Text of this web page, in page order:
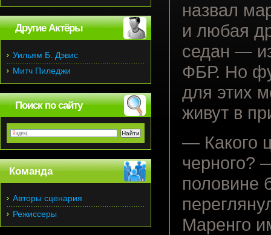
назвал
и любая
седан —
ФБР. Но
для этих
живут в
— Какого
черного?
половине
Маренго
Другие Актёры
Уильям Б. Дэвис
Митч Пиледжи
Поиск по сайту
Команда
Авторы сценария
Режиссеры